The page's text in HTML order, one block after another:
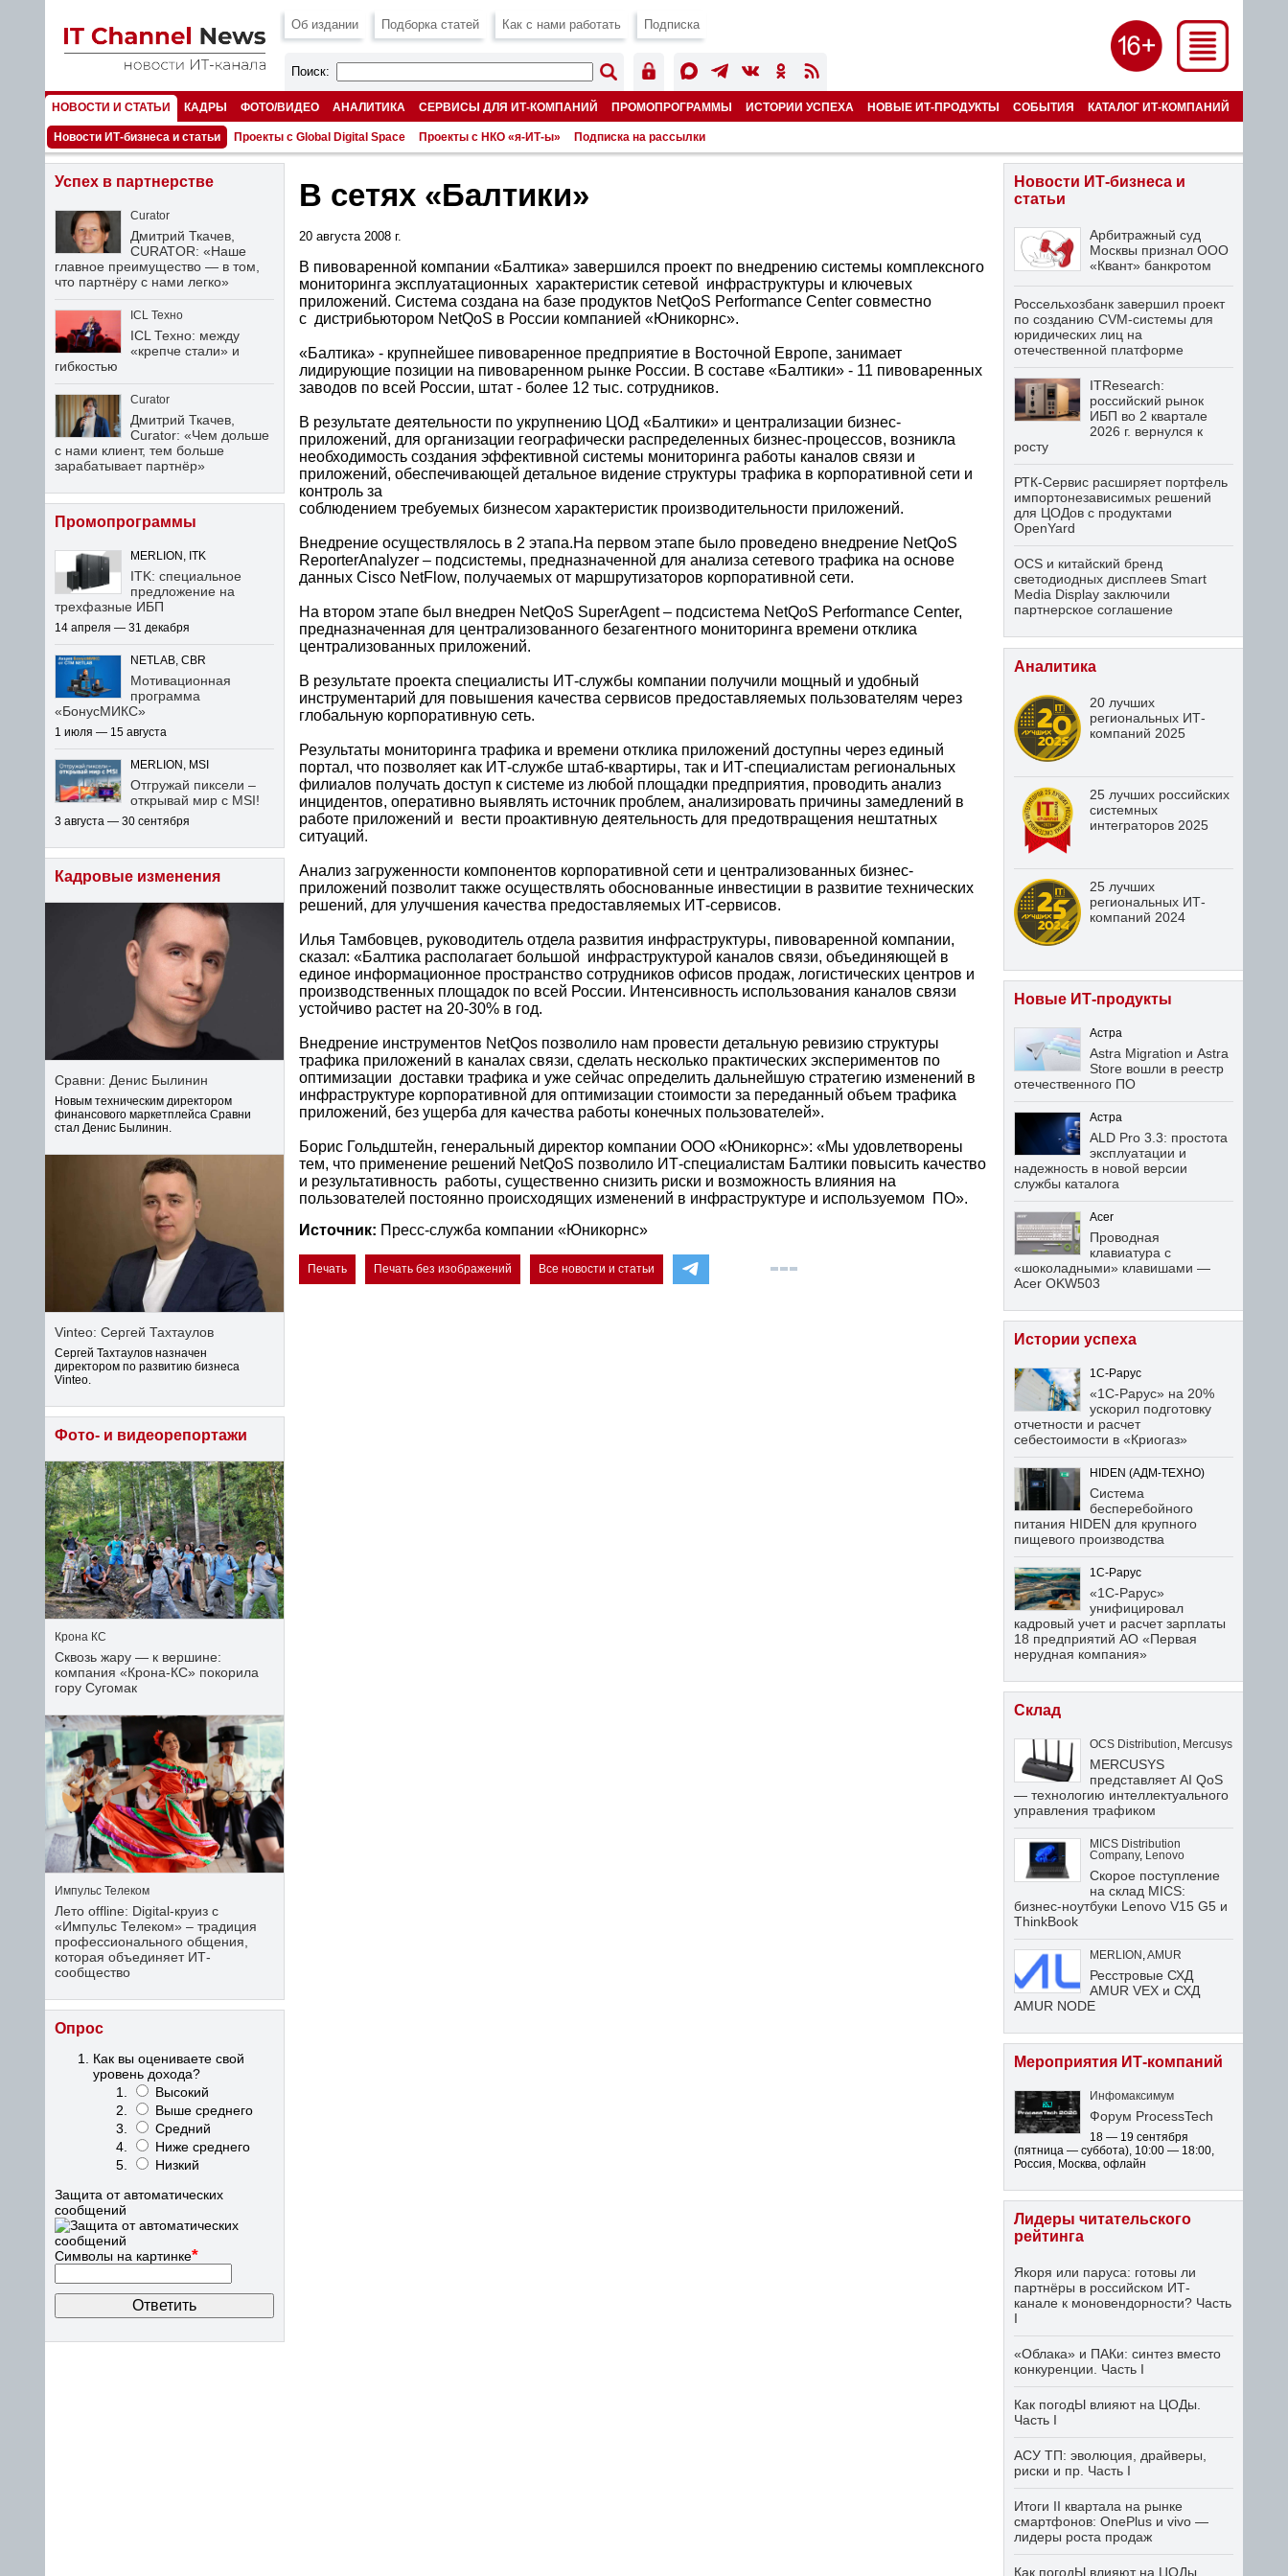
Об издании Подборка статей Как с нами работать Подписка
Поиск:
НОВОСТИ И СТАТЬИ КАДРЫ ФОТО/ВИДЕО АНАЛИТИКА СЕРВИСЫ ДЛЯ ИТ-КОМПАНИЙ ПРОМОПРОГРАММЫ ИСТОРИИ УСПЕХА НОВЫЕ ИТ-ПРОДУКТЫ СОБЫТИЯ КАТАЛОГ ИТ-КОМПАНИЙ
НОМЕРА
Новости ИТ-бизнеса и статьи Проекты с Global Digital Space Проекты с НКО «я-ИТ-ы» Подписка на рассылки
В сетях «Балтики»
20 августа 2008 г.
В пивоваренной компании «Балтика» завершился проект по внедрению системы комплексного
мониторинга эксплуатационных характеристик сетевой инфраструктуры и ключевых
приложений. Cистема создана на базе продуктов NetQoS Performance Center совместно
с дистрибьютором NetQoS в России компанией «Юникорнс».
«Балтика» - крупнейшее пивоваренное предприятие в Восточной Европе, занимает
лидирующие позиции на пивоваренном рынке России. В составе «Балтики» - 11 пивоваренных
заводов по всей России, штат - более 12 тыс. сотрудников.
В результате деятельности по укрупнению ЦОД «Балтики» и централизации бизнес-
приложений, для организации географически распределенных бизнес-процессов, возникла
необходимость создания эффективной системы мониторинга работы каналов связи и
приложений, обеспечивающей детальное видение структуры трафика в корпоративной сети и
контроль за
соблюдением требуемых бизнесом характеристик производительности приложений.
Внедрение осуществлялось в 2 этапа.На первом этапе было проведено внедрение NetQoS
ReporterAnalyzer – подсистемы, предназначенной для анализа сетевого трафика на основе
данных Cisco NetFlow, получаемых от маршрутизаторов корпоративной сети.
На втором этапе был внедрен NetQoS SuperAgent – подсистема NetQoS Performance Center,
предназначенная для централизованного безагентного мониторинга времени отклика
централизованных приложений.
В результате проекта специалисты ИТ-службы компании получили мощный и удобный
инструментарий для повышения качества сервисов предоставляемых пользователям через
глобальную корпоративную сеть.
Результаты мониторинга трафика и времени отклика приложений доступны через единый
портал, что позволяет как ИТ-службе штаб-квартиры, так и ИТ-специалистам региональных
филиалов получать доступ к системе из любой площадки предприятия, проводить анализ
инцидентов, оперативно выявлять источник проблем, анализировать причины замедлений в
работе приложений и вести проактивную деятельность для предотвращения нештатных
ситуаций.
Анализ загруженности компонентов корпоративной сети и централизованных бизнес-
приложений позволит также осуществлять обоснованные инвестиции в развитие технических
решений, для улучшения качества предоставляемых ИТ-сервисов.
Илья Тамбовцев, руководитель отдела развития инфраструктуры, пивоваренной компании,
сказал: «Балтика располагает большой инфраструктурой каналов связи, объединяющей в
единое информационное пространство сотрудников офисов продаж, логистических центров и
производственных площадок по всей России. Интенсивность использования каналов связи
устойчиво растет на 20-30% в год.
Внедрение инструментов NetQos позволило нам провести детальную ревизию структуры
трафика приложений в каналах связи, сделать несколько практических экспериментов по
оптимизации доставки трафика и уже сейчас определить дальнейшую стратегию изменений в
инфраструктуре корпоративной для оптимизации стоимости за переданный объем трафика
приложений, без ущерба для качества работы конечных пользователей».
Борис Гольдштейн, генеральный директор компании ООО «Юникорнс»: «Мы удовлетворены
тем, что применение решений NetQoS позволило ИТ-специалистам Балтики повысить качество
и результативность работы, существенно снизить риски и возможность влияния на
пользователей постоянно происходящих изменений в инфраструктуре и используемом ПО».
Источник: Пресс-служба компании «Юникорнс»
Печать Печать без изображений Все новости и статьи
Успех в партнерстве
Curator
Дмитрий Ткачев,
CURATOR: «Наше
главное преимущество — в том,
что партнёру с нами легко»
ICL Техно
ICL Техно: между
«крепче стали» и
гибкостью
Curator
Дмитрий Ткачев,
Curator: «Чем дольше
с нами клиент, тем больше
зарабатывает партнёр»
Промопрограммы
MERLION, ITK
ITK: специальное
предложение на
трехфазные ИБП
14 апреля — 31 декабря
NETLAB, CBR
Мотивационная
программа
«БонусМИКС»
1 июля — 15 августа
MERLION, MSI
Отгружай пиксели –
открывай мир с MSI!
3 августа — 30 сентября
Кадровые изменения
Сравни: Денис Былинин
Новым техническим директором
финансового маркетплейса Сравни
стал Денис Былинин.
Vinteo: Сергей Тахтаулов
Сергей Тахтаулов назначен
директором по развитию бизнеса
Vinteo.
Фото- и видеорепортажи
Крона КС
Сквозь жару — к вершине:
компания «Крона‑КС» покорила
гору Сугомак
Импульс Телеком
Лето offline: Digital-круиз с
«Импульс Телеком» – традиция
профессионального общения,
которая объединяет ИТ-
сообщество
Опрос
Как вы оцениваете свой
уровень дохода?
Высокий
Выше среднего
Средний
Ниже среднего
Низкий
Защита от автоматических
сообщений
Символы на картинке*
Новости ИТ-бизнеса и
статьи
Арбитражный суд
Москвы признал ООО
«Квант» банкротом
Россельхозбанк завершил проект
по созданию CVM-системы для
юридических лиц на
отечественной платформе
ITResearch:
российский рынок
ИБП во 2 квартале
2026 г. вернулся к
росту
РТК-Сервис расширяет портфель
импортонезависимых решений
для ЦОДов с продуктами
OpenYard
OCS и китайский бренд
светодиодных дисплеев Smart
Media Display заключили
партнерское соглашение
Аналитика
20 лучших
региональных ИТ-
компаний 2025
25 лучших российских
системных
интеграторов 2025
25 лучших
региональных ИТ-
компаний 2024
Новые ИТ-продукты
Астра
Astra Migration и Astra
Store вошли в реестр
отечественного ПО
Астра
ALD Pro 3.3: простота
эксплуатации и
надежность в новой версии
службы каталога
Acer
Проводная
клавиатура с
«шоколадными» клавишами —
Acer OKW503
Истории успеха
1С-Рарус
«1С-Рарус» на 20%
ускорил подготовку
отчетности и расчет
себестоимости в «Криогаз»
HIDEN (АДМ-ТЕХНО)
Система
бесперебойного
питания HIDEN для крупного
пищевого производства
1С-Рарус
«1С-Рарус»
унифицировал
кадровый учет и расчет зарплаты
18 предприятий АО «Первая
нерудная компания»
Склад
OCS Distribution Mercusys
MERCUSYS
представляет AI QoS
— технологию интеллектуального
управления трафиком
MICS Distribution
Company, Lenovo
Скорое поступление
на склад MICS:
бизнес-ноутбуки Lenovo V15 G5 и
ThinkBook
MERLION AMUR
Ресстровые СХД
AMUR VEX и СХД
AMUR NODE
Мероприятия ИТ-компаний
Инфомаксимум
Форум ProcessTech
18 — 19 сентября
(пятница — суббота), 10:00 — 18:00,
Россия, Москва, офлайн
Лидеры читательского
рейтинга
Якоря или паруса: готовы ли
партнёры в российском ИТ-
канале к моновендорности? Часть
I
«Облака» и ПАКи: синтез вместо
конкуренции. Часть I
Как погодЫ влияют на ЦОДы.
Часть I
АСУ ТП: эволюция, драйверы,
риски и пр. Часть I
Итоги II квартала на рынке
смартфонов: OnePlus и vivo —
лидеры роста продаж
Как погодЫ влияют на ЦОДы.